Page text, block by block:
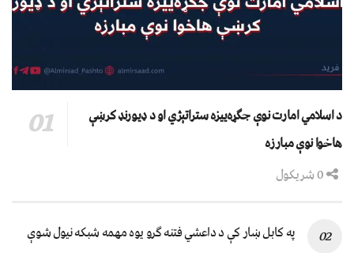
د اسلامي امارت نوې جګړه‌ییزه ستراتېژي او د ډیورنډ کرښې
هاخوا نوې مبارزه
په کابل ښار کې د داعشي فتنه ګرو يوه مهمه شبکه نيول شوې